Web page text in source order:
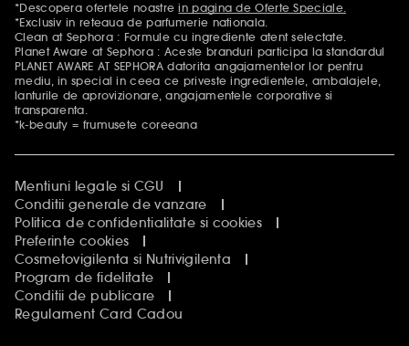
Mentiuni aditionale
*Descopera ofertele noastrein pagina de Oferte Speciale.
*Exclusiv in reteaua de parfumerie nationala.
Clean at Sephora : Formule cu ingrediente atent selectate.
Planet Aware at Sephora : Aceste branduri participa la standardul
PLANET AWARE AT SEPHORA datorita angajamentelor lor pentru
mediu, in special in ceea ce priveste ingredientele, ambalajele,
lanturile de aprovizionare, angajamentele corporative si
transparenta.
*k-beauty = frumusete coreeana
Mentiuni legale si CGU
Conditii generale de vanzare
Politica de confidentialitate si cookies
Preferinte cookies
Cosmetovigilenta si Nutrivigilenta
Program de fidelitate
Conditii de publicare
Regulament Card Cadou